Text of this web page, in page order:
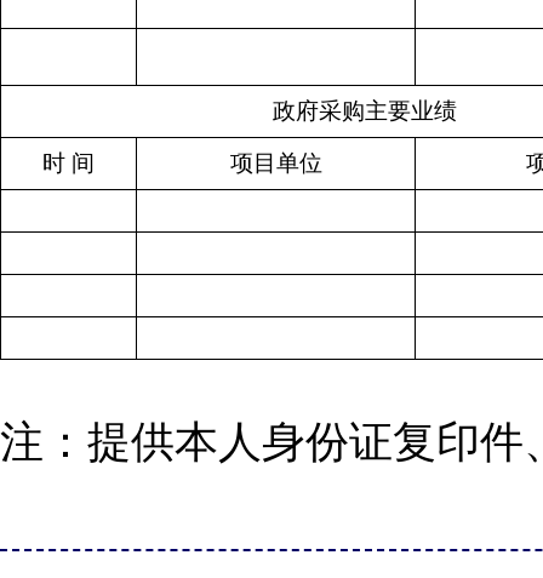
政府采购主要业绩
时 间 项目单位
注：提供本人身份证复印